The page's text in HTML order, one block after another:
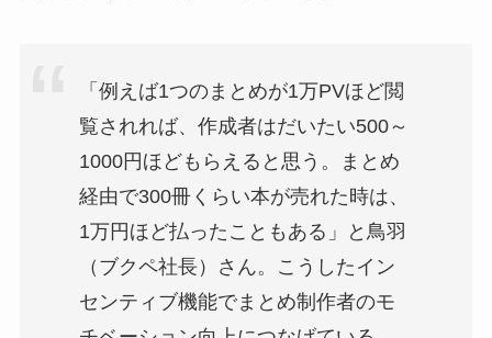
「例えば1つのまとめが1万PVほど閲
覧されれば、作成者はだいたい500～
1000円ほどもらえると思う。まとめ
経由で300冊くらい本が売れた時は、
1万円ほど払ったこともある」と鳥羽
（ブクペ社長）さん。こうしたイン
センティブ機能でまとめ制作者のモ